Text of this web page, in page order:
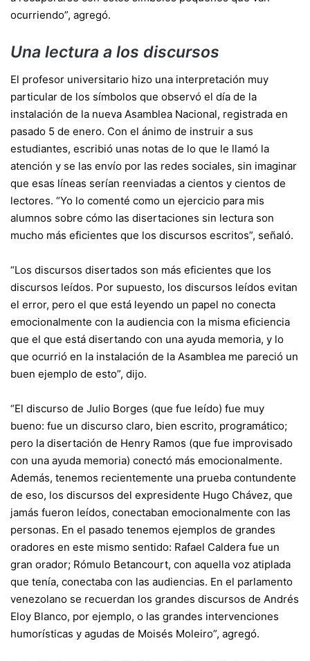
ocurriendo”, agregó.
Una lectura a los discursos
El profesor universitario hizo una interpretación muy
particular de los símbolos que observó el día de la
instalación de la nueva Asamblea Nacional, registrada en
pasado 5 de enero. Con el ánimo de instruir a sus
estudiantes, escribió unas notas de lo que le llamó la
atención y se las envío por las redes sociales, sin imaginar
que esas líneas serían reenviadas a cientos y cientos de
lectores. “Yo lo comenté como un ejercicio para mis
alumnos sobre cómo las disertaciones sin lectura son
mucho más eficientes que los discursos escritos”, señaló.
“Los discursos disertados son más eficientes que los
discursos leídos. Por supuesto, los discursos leídos evitan
el error, pero el que está leyendo un papel no conecta
emocionalmente con la audiencia con la misma eficiencia
que el que está disertando con una ayuda memoria, y lo
que ocurrió en la instalación de la Asamblea me pareció un
buen ejemplo de esto”, dijo.
“El discurso de Julio Borges (que fue leído) fue muy
bueno: fue un discurso claro, bien escrito, programático;
pero la disertación de Henry Ramos (que fue improvisado
con una ayuda memoria) conectó más emocionalmente.
Además, tenemos recientemente una prueba contundente
de eso, los discursos del expresidente Hugo Chávez, que
jamás fueron leídos, conectaban emocionalmente con las
personas. En el pasado tenemos ejemplos de grandes
oradores en este mismo sentido: Rafael Caldera fue un
gran orador; Rómulo Betancourt, con aquella voz atiplada
que tenía, conectaba con las audiencias. En el parlamento
venezolano se recuerdan los grandes discursos de Andrés
Eloy Blanco, por ejemplo, o las grandes intervenciones
humorísticas y agudas de Moisés Moleiro”, agregó.